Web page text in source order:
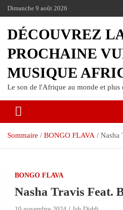
Dimanche 9 août 2026
DÉCOUVREZ
PROCHAINE
MUSIQUE
Le son de l'Afrique au monde et plus
Sommaire BONGO FLAVA Nasha
BONGO FLAVA
Nasha Travis Feat.